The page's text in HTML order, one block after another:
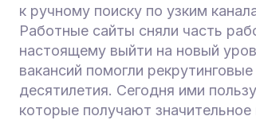
к ручному поиску по узким
Работные сайты сняли часть
настоящему выйти на новый
вакансий помогли
десятилетия. Сегодня ими
которые получают